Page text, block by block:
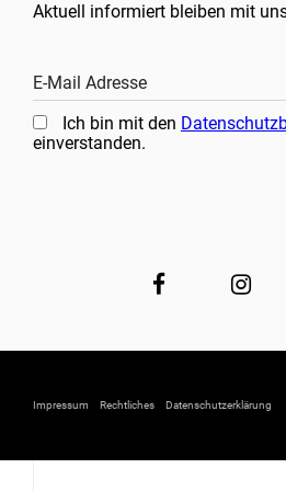
Aktuell informiert bleiben mit
E-Mail Adresse
Ich bin mit den
einverstanden.
Impressum Rechtliches Datenschutzerklärung